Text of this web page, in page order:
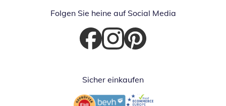
Folgen Sie heine auf Social Media
Öffnet in neuem Fenster
Öffnet in neuem Fenster
Öffnet in neuem Fenster
Sicher einkaufen